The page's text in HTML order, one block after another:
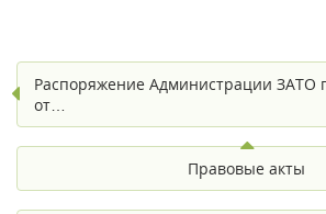
Распоряжение Администрации ЗАТО
от…
Правовые акты